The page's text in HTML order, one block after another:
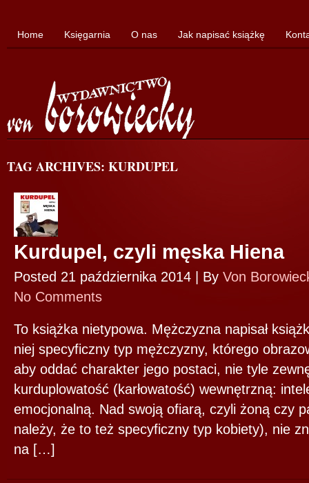
Home Księgarnia O nas Jak napisać książkę
TAG ARCHIVES: KURDUPEL
Kurdupel, czyli męska Hiena
Posted 21 października 2014 | By Von
No Comments
To książka nietypowa. Mężczyzna napisał
niej specyficzny typ mężczyzny, którego
aby oddać charakter jego postaci, nie tyle
kurduplowatość (karłowatość) wewnętrzną:
emocjonalną. Nad swoją ofiarą, czyli żoną czy
należy, że to też specyficzny typ kobiety), nie
na […]